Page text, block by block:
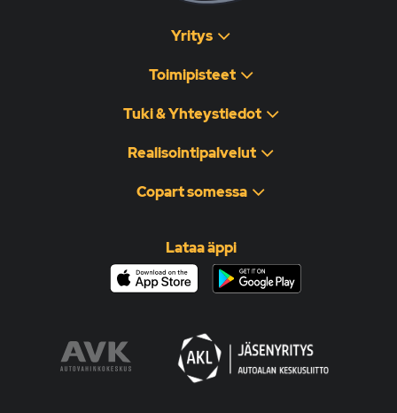
Yritys
Toimipisteet
Tuki & Yhteystiedot
Realisointipalvelut
Copart somessa
Lataa äppi